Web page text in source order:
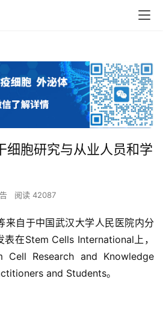
细胞研究与从业人员和学
阅读 42087
来自于中国武汉大学人民医院内分
在Stem Cells International上，
Cell Research and Knowledge
and Students。